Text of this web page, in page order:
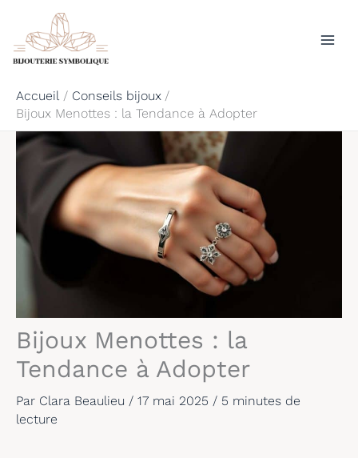
contenu
Accueil
Conseils bijoux
Bijoux Menottes : la Tendance à Adopter
Bijoux Menottes : la
Tendance à Adopter
Par Clara Beaulieu / 17 mai 2025 / 5 minutes de
lecture
Rechercher